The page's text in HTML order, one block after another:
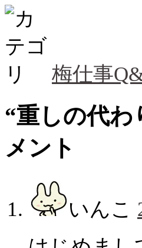
梅仕事
“重しの代わ
メント
いんこ